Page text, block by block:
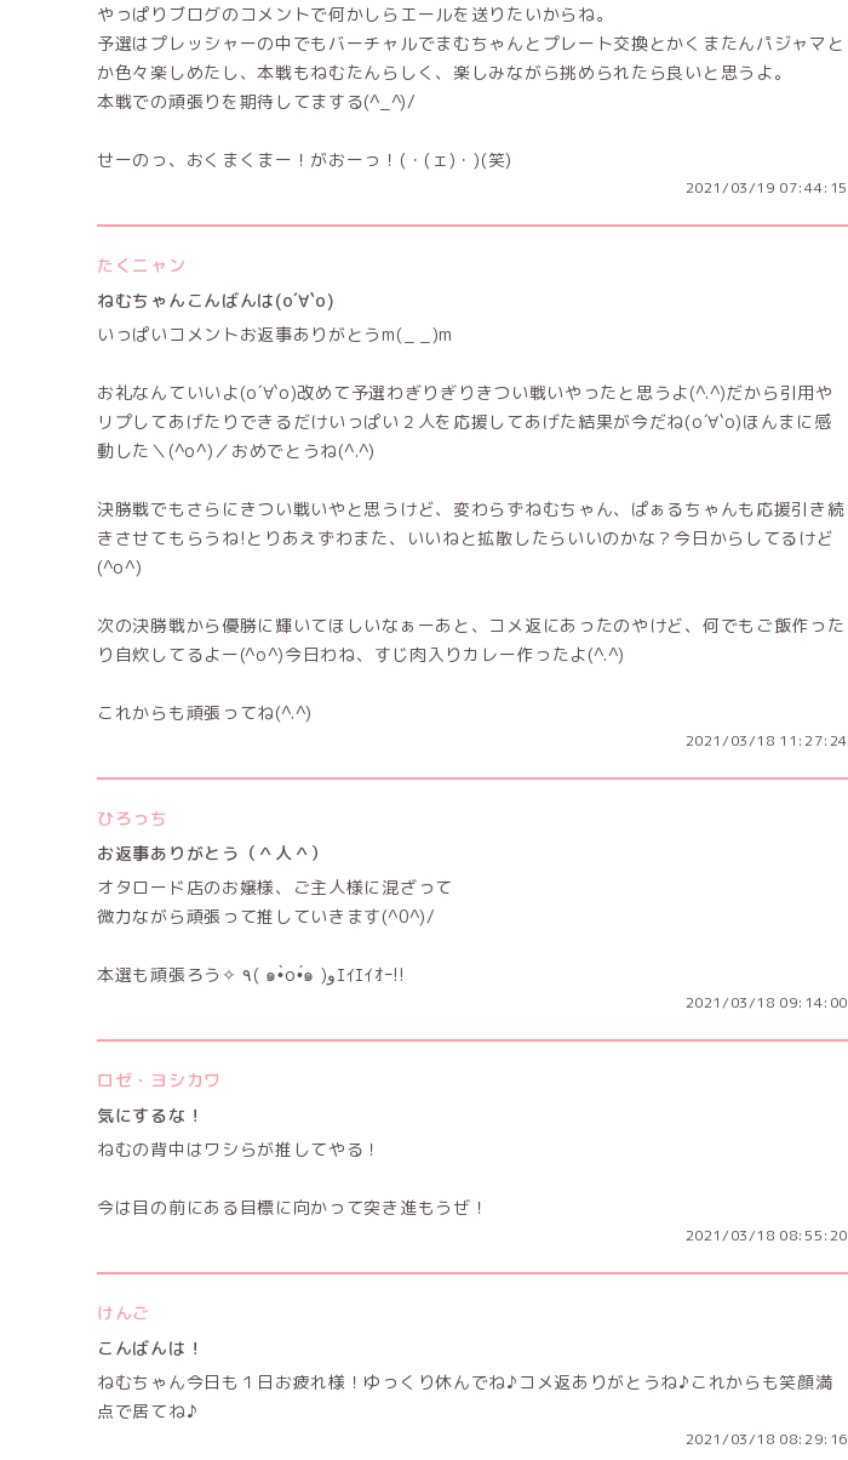
やっぱりブログのコメントで何かしらエールを送りたいからね。
予選はプレッシャーの中でもバーチャルでまむちゃんとプレート交換とかくまたんパジャマと
か色々楽しめたし、本戦もねむたんらしく、楽しみながら挑められたら良いと思うよ。
本戦での頑張りを期待してまする(^_^)/
せーのっ、おくまくまー！がおーっ！(・(ェ)・)(笑)
2021/03/19 07:44:15
たくニャン
ねむちゃんこんばんは(о´∀`о)
いっぱいコメントお返事ありがとうm(_ _)m
お礼なんていいよ(о´∀`о)改めて予選わぎりぎりきつい戦いやったと思うよ(^.^)だから引用や
リプしてあげたりできるだけいっぱい２人を応援してあげた結果が今だね(о´∀`о)ほんまに感
動した＼(^o^)／おめでとうね(^.^)
決勝戦でもさらにきつい戦いやと思うけど、変わらずねむちゃん、ぱぁるちゃんも応援引き続
きさせてもらうね!とりあえずわまた、いいねと拡散したらいいのかな？今日からしてるけど
(^o^)
次の決勝戦から優勝に輝いてほしいなぁーあと、コメ返にあったのやけど、何でもご飯作った
り自炊してるよー(^o^)今日わね、すじ肉入りカレー作ったよ(^.^)
これからも頑張ってね(^.^)
2021/03/18 11:27:24
ひろっち
お返事ありがとう（＾人＾）
オタロード店のお嬢様、ご主人様に混ざって
微力ながら頑張って推していきます(^0^)/
本選も頑張ろう✧ ٩( ๑•̀o•́๑ )وｴｲｴｲｵｰ!!
2021/03/18 09:14:00
ロゼ・ヨシカワ
気にするな！
ねむの背中はワシらが推してやる！
今は目の前にある目標に向かって突き進もうぜ！
2021/03/18 08:55:20
けんご
こんばんは！
ねむちゃん今日も１日お疲れ様！ゆっくり休んでね♪コメ返ありがとうね♪これからも笑顔満
点で居てね♪
2021/03/18 08:29:16